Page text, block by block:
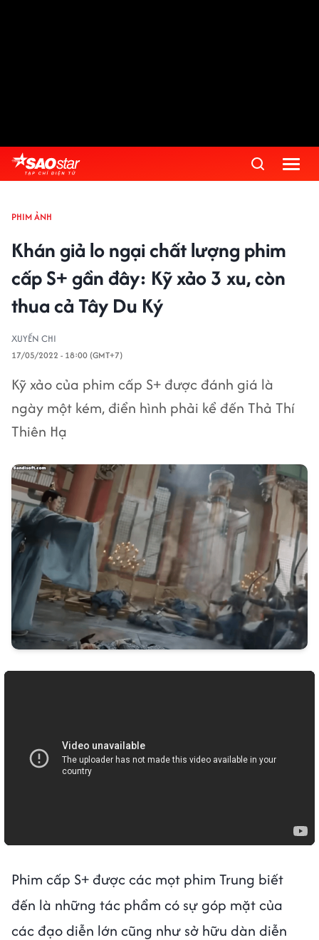
PHIM ẢNH
Khán giả lo ngại chất lượng phim
cấp S+ gần đây: Kỹ xảo 3 xu, còn
thua cả Tây Du Ký
XUYẾN CHI
17/05/2022 - 18:00 (GMT+7)
Kỹ xảo của phim cấp S+ được đánh giá là
ngày một kém, điển hình phải kể đến Thả Thí
Thiên Hạ
Phim cấp S+ được các mọt phim Trung biết
đến là những tác phẩm có sự góp mặt của
các đạo diễn lớn cũng như sở hữu dàn diễn